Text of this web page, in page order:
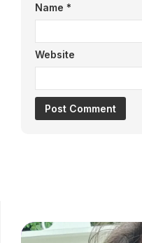
Name *
Website